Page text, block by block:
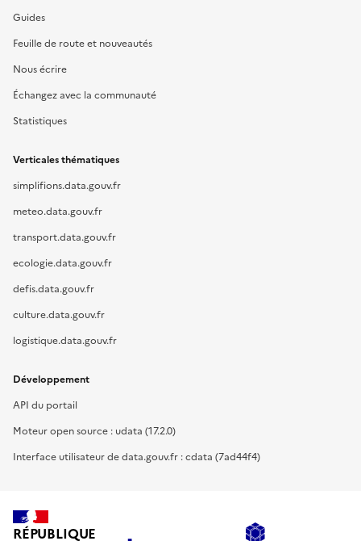
Guides
Feuille de route et nouveautés
Nous écrire
Échangez avec la communauté
Statistiques
Verticales thématiques
simplifions.data.gouv.fr
meteo.data.gouv.fr
transport.data.gouv.fr
ecologie.data.gouv.fr
defis.data.gouv.fr
culture.data.gouv.fr
logistique.data.gouv.fr
Développement
API du portail
Moteur open source : udata (17.2.0)
Interface utilisateur de data.gouv.fr : cdata (7ad44f4)
RÉPUBLIQUE